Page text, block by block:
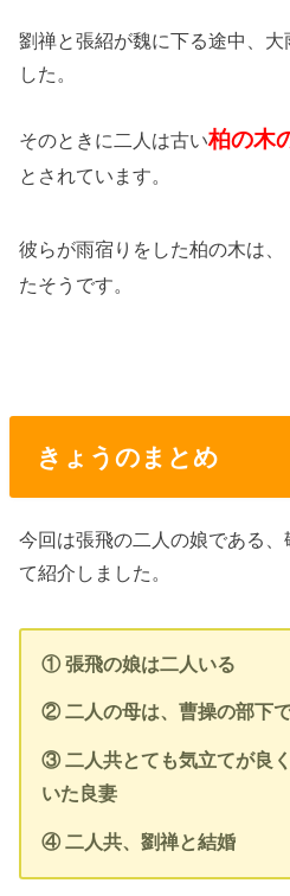
劉禅と張紹が魏に下る途中、大
した。
そのときに二人は古い柏の木
とされています。
彼らが雨宿りをした柏の木は、
たそうです。
きょうのまとめ
今回は張飛の二人の娘である
て紹介しました。
① 張飛の娘は二人いる
② 二人の母は、曹操の部下
③ 二人共とても気立てが良
いた良妻
④ 二人共、劉禅と結婚